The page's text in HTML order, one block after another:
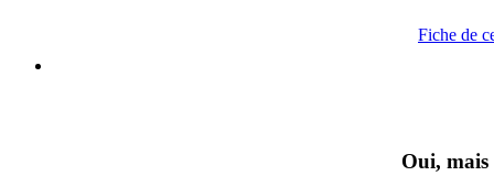
Fiche de
Oui, mais